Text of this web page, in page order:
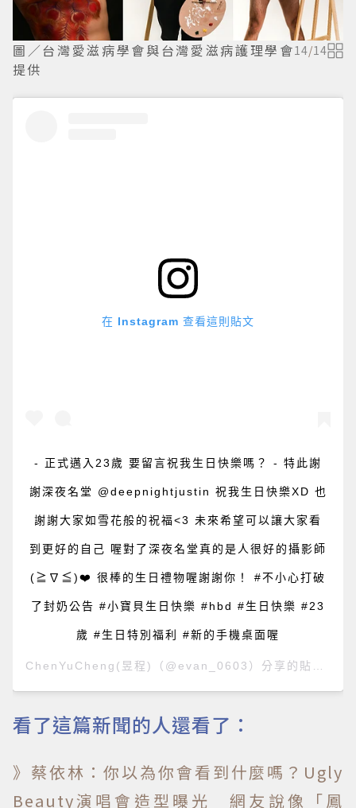
圖／台灣愛滋病學會與台灣愛滋病護理學會
提供
14/14
在 Instagram 查看這則貼文
- 正式邁入23歲 要留言祝我生日快樂嗎？ - 特此謝
謝深夜名堂 @deepnightjustin 祝我生日快樂XD 也
謝謝大家如雪花般的祝福<3 未來希望可以讓大家看
到更好的自己 喔對了深夜名堂真的是人很好的攝影師
(≧∇≦)❤️ 很棒的生日禮物喔謝謝你！ #不小心打破
了封奶公告 #小寶貝生日快樂 #hbd #生日快樂 #23
歲 #生日特別福利 #新的手機桌面喔
ChenYuCheng(昱程) （@evan_0603）分享的貼文 於
看了這篇新聞的人還看了：
》蔡依林：你以為你會看到什麼嗎？Ugly
Beauty演唱會造型曝光 網友說像「鳳